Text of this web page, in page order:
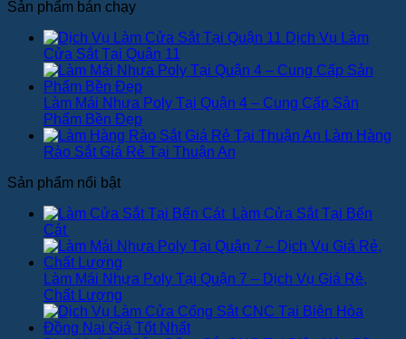
Sản phẩm bán chạy
Dịch Vụ Làm
Cửa Sắt Tại Quận 11
Làm Mái Nhựa Poly Tại Quận 4 – Cung Cấp Sản
Phẩm Bền Đẹp
Làm Hàng
Rào Sắt Giá Rẻ Tại Thuận An
Sản phẩm nổi bật
Làm Cửa Sắt Tại Bến
Cát
Làm Mái Nhựa Poly Tại Quận 7 – Dịch Vụ Giá Rẻ,
Chất Lượng